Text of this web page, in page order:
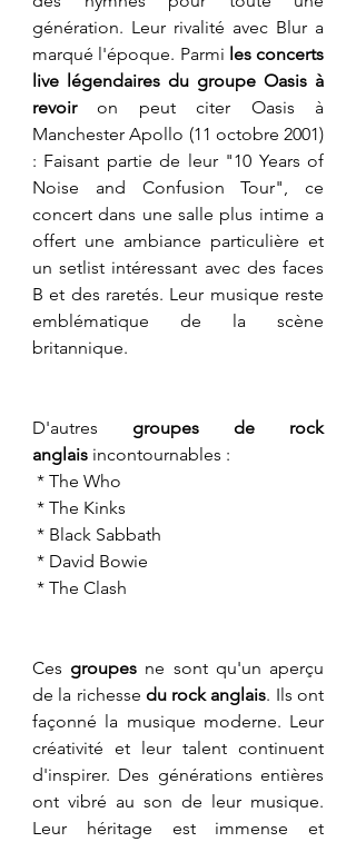
génération. Leur rivalité avec Blur a
marqué l'époque. Parmi les concerts
live légendaires du groupe Oasis à
revoir on peut citer Oasis à
Manchester Apollo (11 octobre 2001)
: Faisant partie de leur "10 Years of
Noise and Confusion Tour", ce
concert dans une salle plus intime a
offert une ambiance particulière et
un setlist intéressant avec des faces
B et des raretés. Leur musique reste
emblématique de la scène
britannique.
D'autres groupes de rock
anglais incontournables :
* The Who
* The Kinks
* Black Sabbath
* David Bowie
* The Clash
Ces groupes ne sont qu'un aperçu
de la richesse du rock anglais. Ils ont
façonné la musique moderne. Leur
créativité et leur talent continuent
d'inspirer. Des générations entières
ont vibré au son de leur musique.
Leur héritage est immense et